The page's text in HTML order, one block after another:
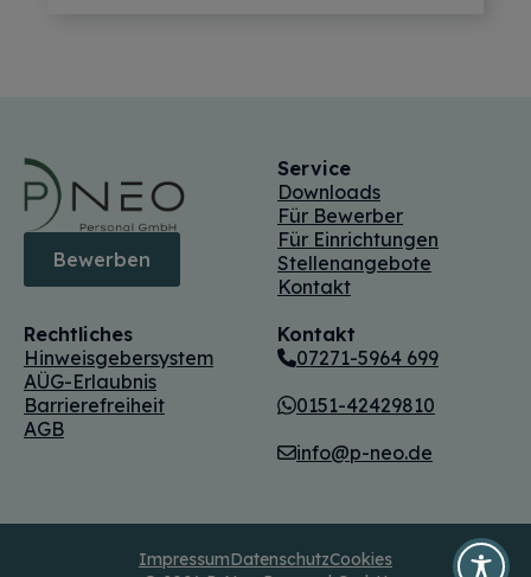
Bewerben
Service
Downloads
Für Bewerber
Für Einrichtungen
Stellenangebote
Kontakt
Rechtliches
Hinweisgebersystem
AÜG-Erlaubnis
Barrierefreiheit
AGB
Kontakt
07271-5964 699
0151-42429810
info@p-neo.de
ImpressumDatenschutzCookies